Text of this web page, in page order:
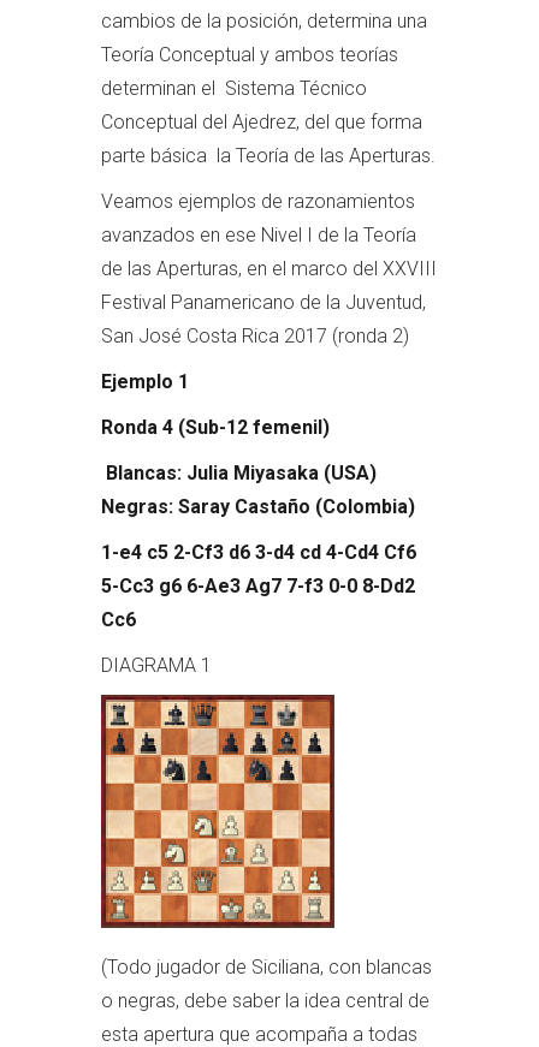
cambios de la posición, determina una
Teoría Conceptual y ambos teorías
determinan el Sistema Técnico
Conceptual del Ajedrez, del que forma
parte básica la Teoría de las Aperturas.
Veamos ejemplos de razonamientos
avanzados en ese Nivel I de la Teoría
de las Aperturas, en el marco del XXVIII
Festival Panamericano de la Juventud,
San José Costa Rica 2017 (ronda 2)
Ejemplo 1
Ronda 4 (Sub-12 femenil)
Blancas: Julia Miyasaka (USA)
Negras: Saray Castaño (Colombia)
1-e4 c5 2-Cf3 d6 3-d4 cd 4-Cd4 Cf6
5-Cc3 g6 6-Ae3 Ag7 7-f3 0-0 8-Dd2
Cc6
DIAGRAMA 1
(Todo jugador de Siciliana, con blancas
o negras, debe saber la idea central de
esta apertura que acompaña a todas